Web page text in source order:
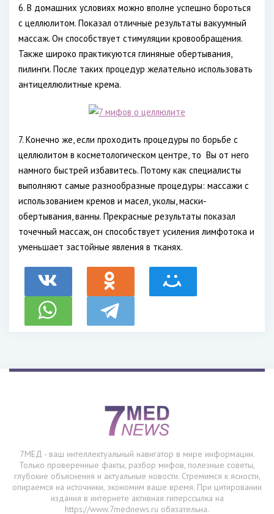
6. В домашних условиях можно вполне успешно бороться
с целлюлитом. Показал отличные результаты вакуумный
массаж. Он способствует стимуляции кровообращения.
Также широко практикуются глиняные обертывания,
пилинги. После таких процедур желательно использовать
антицеллюлитные крема.
7. Конечно же, если проходить процедуры по борьбе с
целлюлитом в косметологическом центре, то Вы от него
намного быстрей избавитесь. Потому как специалисты
выполняют самые разнообразные процедуры: массажи с
использованием кремов и масел, уколы, маски-
обертывания, ванны. Прекрасные результаты показал
точечный массаж, он способствует усиления лимфотока и
уменьшает застойные явления в тканях.
7МЕД - ваш интеллектуальный навигатор в мире информации.
Только проверенные факты, разбор мифов, полезные советы,
глубокие объяснения и актуальные новости. Стремимся к ясности,
опираемся на источники, экономим ваше время. При цитировании
издания в интернете активная гиперссылка на
https://www.7mednews.ru обязательна.